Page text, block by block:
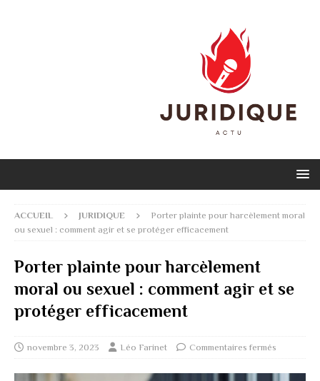
ACCUEIL JURIDIQUE
Porter plainte pour harcèlement moral
ou sexuel : comment agir et se protéger efficacement
Porter plainte pour harcèlement
moral ou sexuel : comment agir et se
protéger efficacement
novembre 3, 2023 Léo Farinet Commentaires fermés